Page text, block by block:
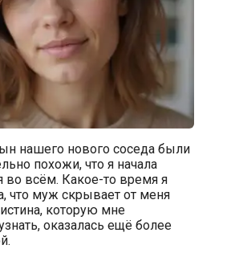
нашего нового соседа были
похожи, что я начала
во всём. Какое-то время я
что муж скрывает от меня
которую мне
оказалась ещё более